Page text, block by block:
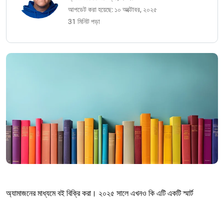
আপডেট করা হয়েছে: ১০ অক্টোবর, ২০২৫
31 মিনিট পড়া
অ্যামাজনের মাধ্যমে বই বিক্রি করা। ২০২৫ সালে এখনও কি এটি একটি স্মার্ট